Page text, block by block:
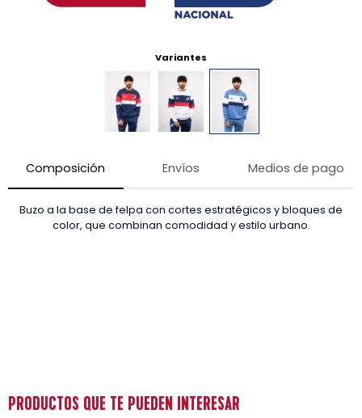
Variantes
Composición Envíos Medios de pago
Buzo a la base de felpa con cortes estratégicos y bloques de
color, que combinan comodidad y estilo urbano.
PRODUCTOS QUE TE PUEDEN INTERESAR